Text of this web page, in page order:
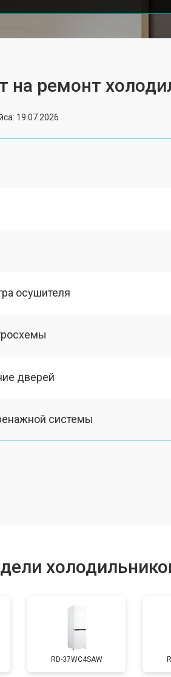
на ремонт
19.07.2026
осушителя
дверей
системы
управления (мат.платы, мейн
RD-37WC4SAW